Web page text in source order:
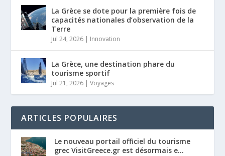
La Grèce se dote pour la première fois de
capacités nationales d’observation de la
Terre
Jul 24, 2026 | Innovation
La Grèce, une destination phare du
tourisme sportif
Jul 21, 2026 |Voyages
ARTICLES POPULAIRES
Le nouveau portail officiel du tourisme
grec VisitGreece.gr est désormais e...